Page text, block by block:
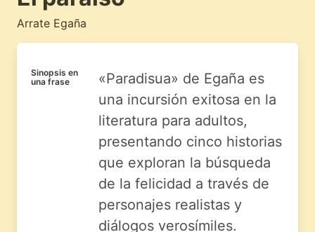
Arrate Egaña
Sinopsis en
una frase
«Paradisua» de Egaña es
una incursión exitosa en la
literatura para adultos,
presentando cinco historias
que exploran la búsqueda
de la felicidad a través de
personajes realistas y
diálogos verosímiles.